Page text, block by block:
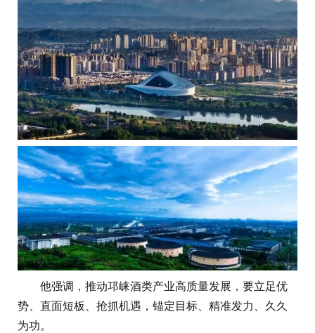
他强调，推动邛崃酒类产业高质量发展，要立足优
势、直面短板、抢抓机遇，锚定目标、精准发力、久久
为功。